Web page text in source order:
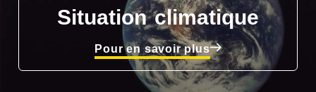
Situation climatique
Pour en savoir plus